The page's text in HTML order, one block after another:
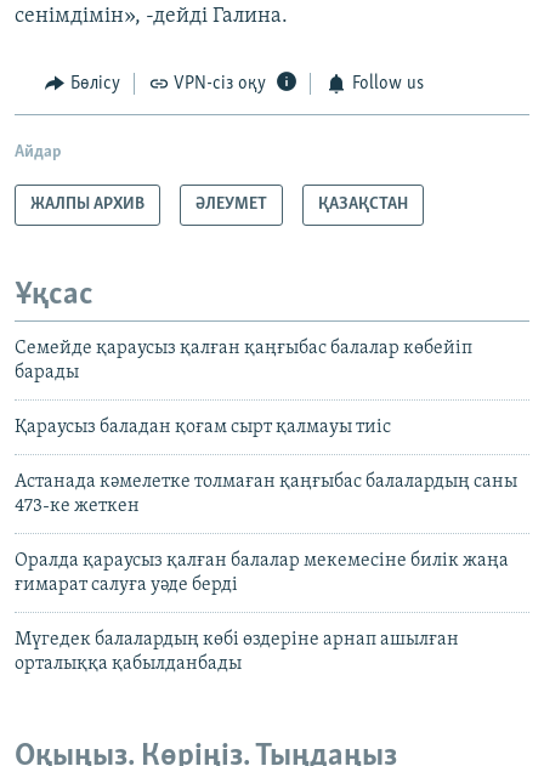
сенімдімін», -дейді Галина.
Бөлісу VPN-сіз оқу Follow us
Айдар
ЖАЛПЫ АРХИВ ӘЛЕУМЕТ ҚАЗАҚСТАН
Ұқсас
Семейде қараусыз қалған қаңғыбас балалар көбейіп
барады
Қараусыз баладан қоғам сырт қалмауы тиіс
Астанада кәмелетке толмаған қаңғыбас балалардың саны
473-ке жеткен
Оралда қараусыз қалған балалар мекемесіне билік жаңа
ғимарат салуға уәде берді
Мүгедек балалардың көбі өздеріне арнап ашылған
орталыққа қабылданбады
Оқыңыз. Көріңіз. Тыңдаңыз